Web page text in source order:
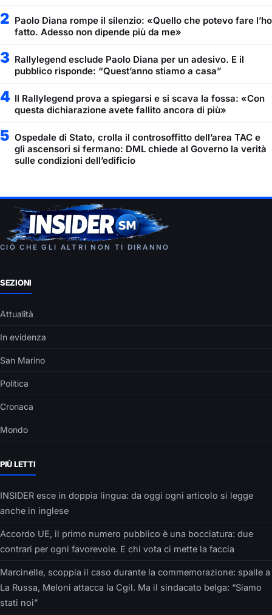
2 Paolo Diana rompe il silenzio: «Quello che potevo fare l’ho
fatto. Adesso non dipende più da me»
3 Rallylegend esclude Paolo Diana per un adesivo. E il
pubblico risponde: “Quest’anno stiamo a casa”
4 Il Rallylegend prova a spiegarsi e si scava la fossa: «Con
questa dichiarazione avete fallito ancora di più»
5 Ospedale di Stato, crolla il controsoffitto dell’area TAC e
gli ascensori si fermano: DML chiede al Governo la verità
sulle condizioni dell’edificio
CIÒ CHE GLI ALTRI NON TI DIRANNO
SEZIONI
Attualità
In evidenza
San Marino
Politica
Cronaca
Mondo
PIÙ LETTI
INSIDER esce in doppia lingua: da oggi ogni articolo si legge
anche in inglese
Accordo UE, il primo numero pubblico è una bocciatura: due
contrari per ogni favorevole. E chi vota ci mette la faccia
Marcinelle, scoppia il caso durante la commemorazione: spalle a
La Russa, Meloni attacca la Cgil. Ma il sindacato belga: “Siamo
stati noi”